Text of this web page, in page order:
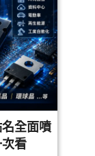
全面噴
看